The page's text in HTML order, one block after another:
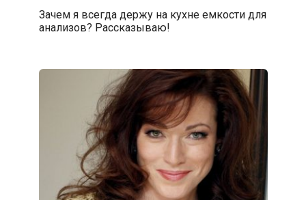
Зачем я всегда держу на кухне емкости для
анализов? Рассказываю!